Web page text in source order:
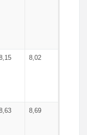
8,02
8,69